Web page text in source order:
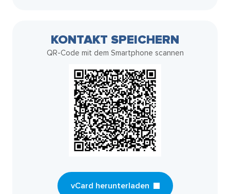
KONTAKT SPEICHERN
QR-Code mit dem Smartphone scannen
vCard herunterladen